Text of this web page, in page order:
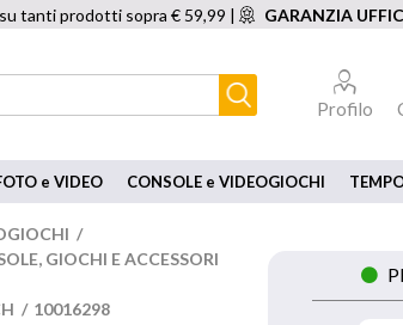
su tanti prodotti sopra € 59,99 | GARANZIA
Profilo
e VIDEO CONSOLE e VIDEOGIOCHI
/
GIOCHI E ACCESSORI
/ 10016298